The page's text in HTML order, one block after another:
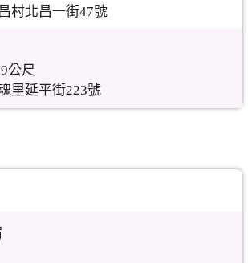
村北昌一街47號
公尺
里延平街223號